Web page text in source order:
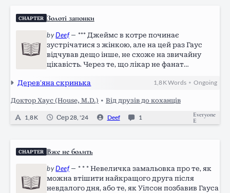
CHAPTER Золоті запонки
byDeef— *** Джеймс в котре починає
зустрічатися з жінкою, але на цей раз Гаус
відчував дещо інше, не схоже на звичайну
цікавість. Через те, що лікар не фанат
стосунків Уілсона він не витерпить, прийняв
способом. Не…
Дерев’яна скринька 1,8 KWords •Ongoing
Доктор Хаус (House, M.D.) • Від друзів до коханців
1,8 K Сер 28, '24 Deef 1
Everyone
E
CHAPTER Вже не болить
byDeef— * * * Невеличка замальовка про те, як
можна втішити найкращого друга після
невдалого дня, або те, як Уілсон позбавив Гауса